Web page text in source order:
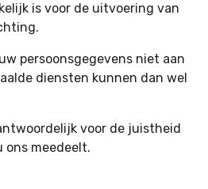
is voor de uitvoering van
persoonsgegevens niet aan
diensten kunnen dan wel
voor de juistheid
ons meedeelt.